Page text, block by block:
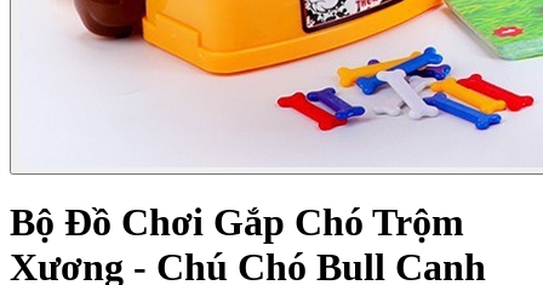
Bộ Đồ Chơi Gắp Chó Trộm
Xương - Chú Chó Bull Canh